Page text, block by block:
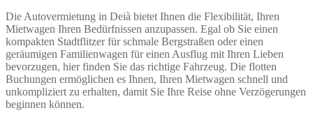
Die Autovermietung in Deià bietet Ihnen die Flexibilität, Ihren
Mietwagen Ihren Bedürfnissen anzupassen. Egal ob Sie einen
kompakten Stadtflitzer für schmale Bergstraßen oder einen
geräumigen Familienwagen für einen Ausflug mit Ihren Lieben
bevorzugen, hier finden Sie das richtige Fahrzeug. Die flotten
Buchungen ermöglichen es Ihnen, Ihren Mietwagen schnell und
unkompliziert zu erhalten, damit Sie Ihre Reise ohne Verzögerungen
beginnen können.